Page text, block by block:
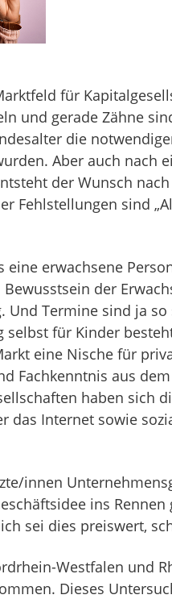
für
und gerade Zähne
die
Aber auch nach
der Wunsch
Fehlstellungen sind
erwachsene
der
Und Termine sind ja
für Kinder
eine Nische für
Fachkenntnis aus
haben sich
das Internet sowie
innen
ins
sei dies preiswert,
Westfalen und
Dieses